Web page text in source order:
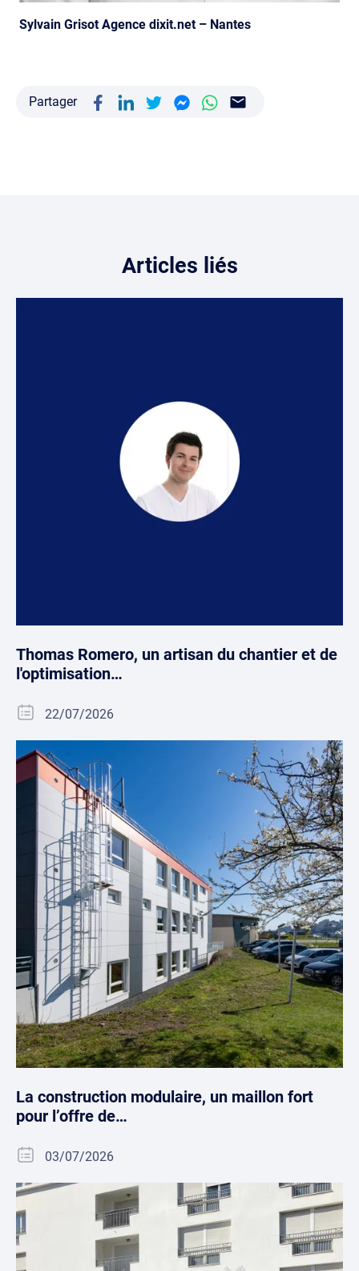
Sylvain Grisot Agence dixit.net – Nantes
Partager
Articles liés
Thomas Romero, un artisan du chantier et de
l'optimisation…
22/07/2026
La construction modulaire, un maillon fort
pour l’offre de…
03/07/2026